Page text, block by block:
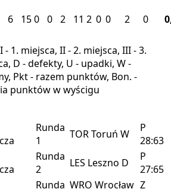
6 150 0 2 11 2 0 0 2 0
- 1. miejsca, II - 2. miejsca, III - 3.
D - defekty, U - upadki, W -
Pkt - razem punktów, Bon. -
punktów w wyścigu
Runda
1
TORToruń W
P
28:63
Runda
2
LES Leszno D
P
27:65
Runda WRO Wrocław Z